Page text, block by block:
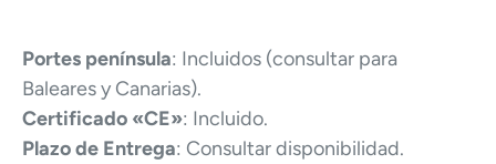
Portes península: Incluidos (consultar para
Baleares y Canarias).
Certificado «CE»: Incluido.
Plazo de Entrega: Consultar disponibilidad.